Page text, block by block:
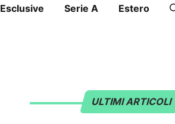
Esclusive Serie A Estero
ULTIMI ARTICOLI